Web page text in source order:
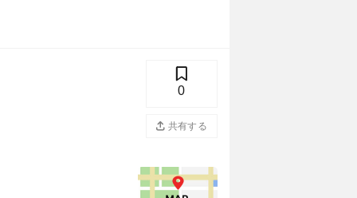
0
共有する